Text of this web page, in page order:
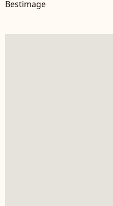
Bestimage